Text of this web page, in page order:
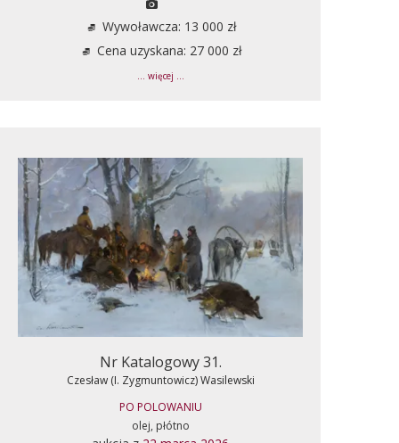
Wywoławcza: 13 000 zł
Cena uzyskana: 27 000 zł
... więcej ...
Nr Katalogowy 31.
Czesław (I. Zygmuntowicz) Wasilewski
PO POLOWANIU
olej, płótno